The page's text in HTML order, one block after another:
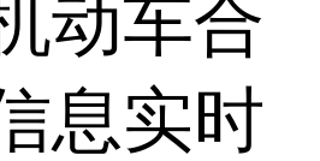
动车合
息实时